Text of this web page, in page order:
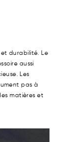
durabilité. Le
aussi
Les
pas à
matières et